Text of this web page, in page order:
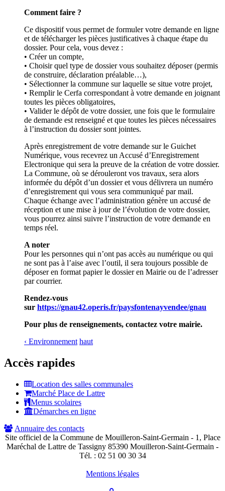
Comment faire ?
Ce dispositif vous permet de formuler votre demande en ligne
et de télécharger les pièces justificatives à chaque étape du
dossier. Pour cela, vous devez :
• Créer un compte,
• Choisir quel type de dossier vous souhaitez déposer (permis
de construire, déclaration préalable…),
• Sélectionner la commune sur laquelle se situe votre projet,
• Remplir le Cerfa correspondant à votre demande en joignant
toutes les pièces obligatoires,
• Valider le dépôt de votre dossier, une fois que le formulaire
de demande est renseigné et que toutes les pièces nécessaires
à l’instruction du dossier sont jointes.
Après enregistrement de votre demande sur le Guichet
Numérique, vous recevrez un Accusé d’Enregistrement
Electronique qui sera la preuve de la création de votre dossier.
La Commune, où se dérouleront vos travaux, sera alors
informée du dépôt d’un dossier et vous délivrera un numéro
d’enregistrement qui vous sera communiqué par mail.
Chaque échange avec l’administration génère un accusé de
réception et une mise à jour de l’évolution de votre dossier,
vous pourrez ainsi suivre l’instruction de votre demande en
temps réel.
A noter
Pour les personnes qui n’ont pas accès au numérique ou qui
ne sont pas à l’aise avec l’outil, il sera toujours possible de
déposer en format papier le dossier en Mairie ou de l’adresser
par courrier.
Rendez-vous
sur https://gnau42.operis.fr/paysfontenayvendee/gnau
Pour plus de renseignements, contactez votre mairie.
‹ Environnement haut
Accès rapides
Location des salles communales
Marché Place de Lattre
Menus scolaires
Démarches en ligne
Annuaire des contacts
Site officiel de la Commune de Mouilleron-Saint-Germain - 1, Place
Maréchal de Lattre de Tassigny 85390 Mouilleron-Saint-Germain -
Tél. : 02 51 00 30 34
Mentions légales